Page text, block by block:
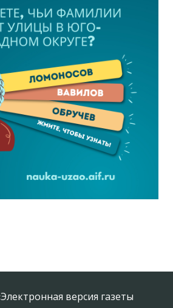
версия газеты